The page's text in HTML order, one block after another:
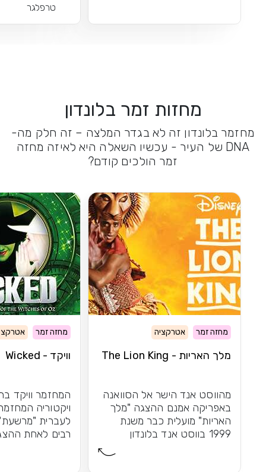
טרפלגר
מחזות זמר בלונדון
מחזמר בלונדון זה לא בגדר המלצה – זה חלק מה-
DNA של העיר - עכשיו השאלה היא לאיזה מחזה
זמר הולכים קודם?
מחזה זמר אטרקציה
מלך האריות - The Lion King
מהווסט אנד הישר אל הסוואנה
באפריקה אמנם ההצגה "מלך
האריות" מועלית כבר משנת
1999 בווסט אנד בלונדון
מחזה זמר
וויקד - Wicked
המחזמר וויקד
ויקטוריה
לעברית
רבים לאחת